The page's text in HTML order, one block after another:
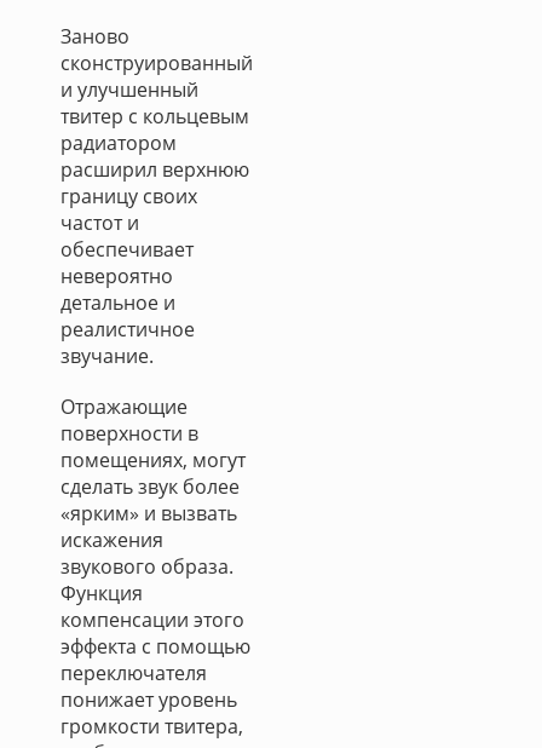
Заново
сконструированный
и улучшенный
твитер с кольцевым
радиатором
расширил верхнюю
границу своих
частот и
обеспечивает
невероятно
детальное и
реалистичное
звучание.
Отражающие
поверхности в
помещениях, могут
сделать звук более
«ярким» и вызвать
искажения
звукового образа.
Функция
компенсации этого
эффекта с помощью
переключателя
понижает уровень
громкости твитера,